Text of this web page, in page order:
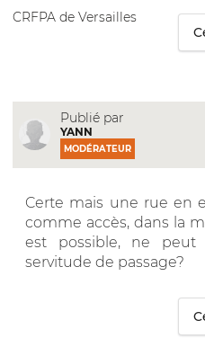
CRFPA de Versailles
Publié par
YANN
MODÉRATEUR
Certe mais une rue en
comme accès, dans la
est possible, ne
servitude de passage?